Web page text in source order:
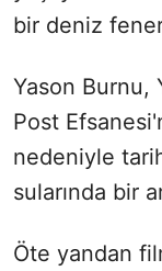
bir deniz
Yason Burnu,
Post
nedeniyle
sularında bir
Öte yandan